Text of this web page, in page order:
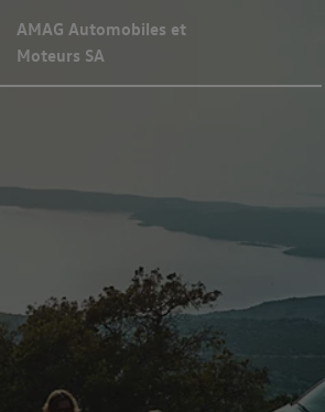
AMAG Automobiles et
Moteurs SA